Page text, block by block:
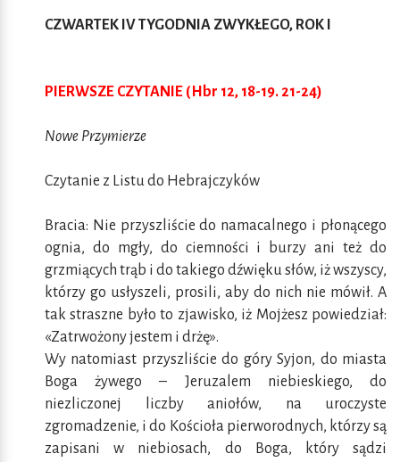
CZWARTEK IV TYGODNIA ZWYKŁEGO, ROK I
PIERWSZE CZYTANIE (Hbr 12, 18-19. 21-24)
Nowe Przymierze
Czytanie z Listu do Hebrajczyków
Bracia: Nie przyszliście do namacalnego i płonącego
ognia, do mgły, do ciemności i burzy ani też do
grzmiących trąb i do takiego dźwięku słów, iż wszyscy,
którzy go usłyszeli, prosili, aby do nich nie mówił. A
tak straszne było to zjawisko, iż Mojżesz powiedział:
«Zatrwożony jestem i drżę».
Wy natomiast przyszliście do góry Syjon, do miasta
Boga żywego – Jeruzalem niebieskiego, do
niezliczonej liczby aniołów, na uroczyste
zgromadzenie, i do Kościoła pierworodnych, którzy są
zapisani w niebiosach, do Boga, który sądzi